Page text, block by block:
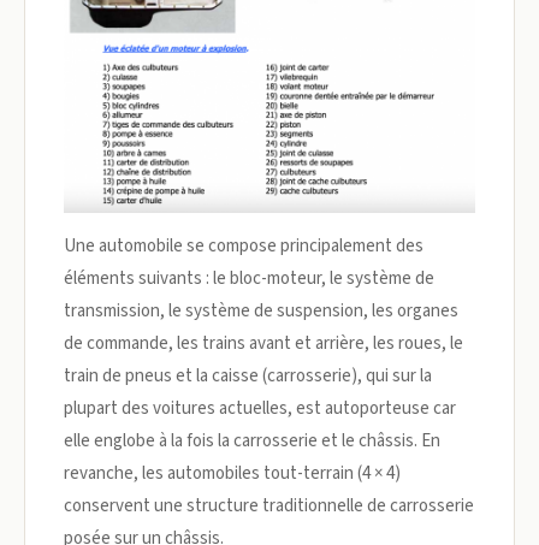
Une automobile se compose principalement des
éléments suivants : le bloc-moteur, le système de
transmission, le système de suspension, les organes
de commande, les trains avant et arrière, les roues, le
train de pneus et la caisse (carrosserie), qui sur la
plupart des voitures actuelles, est autoporteuse car
elle englobe à la fois la carrosserie et le châssis. En
revanche, les automobiles tout-terrain (4 × 4)
conservent une structure traditionnelle de carrosserie
posée sur un châssis.